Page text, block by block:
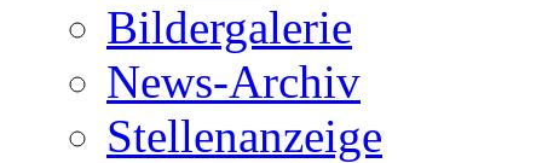
Bildergalerie
News-Archiv
Stellenanzeige